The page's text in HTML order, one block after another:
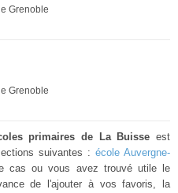
Grenoble
Grenoble
primaires de La Buisse est
suivantes : école Auvergne-
cas ou vous avez trouvé utile le
de l'ajouter à vos favoris, la